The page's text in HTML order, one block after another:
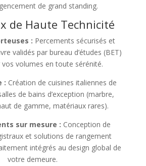
de grand standing.
de Haute Technicité
: Percements sécurisés et
validés par bureau d’études (BET)
volumes en toute sérénité.
: Création de cuisines italiennes de
de bains d’exception (marbre,
de gamme, matériaux rares).
sur mesure : Conception de
et solutions de rangement
intégrés au design global de
votre demeure.